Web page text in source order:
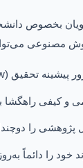
بخصوص
مصنوعی
پیشینه تحقیق
و کیفی راهگشا
پژوهشی را
خود را دائماً به‌روز